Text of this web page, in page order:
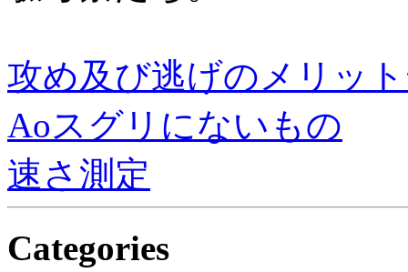
攻め及び逃げのメリッ
Aoスグリにないもの
速さ測定
Categories